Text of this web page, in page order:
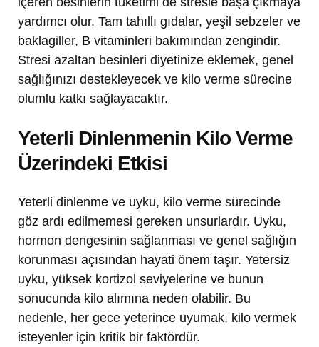
yardımcı olur. Tam tahıllı gıdalar, yeşil sebzeler ve
baklagiller, B vitaminleri bakımından zengindir.
Stresi azaltan besinleri diyetinize eklemek, genel
sağlığınızı destekleyecek ve kilo verme sürecine
olumlu katkı sağlayacaktır.
Yeterli Dinlenmenin Kilo Verme
Üzerindeki Etkisi
Yeterli dinlenme ve uyku, kilo verme sürecinde
göz ardı edilmemesi gereken unsurlardır. Uyku,
hormon dengesinin sağlanması ve genel sağlığın
korunması açısından hayati önem taşır. Yetersiz
uyku, yüksek kortizol seviyelerine ve bunun
sonucunda kilo alımına neden olabilir. Bu
nedenle, her gece yeterince uyumak, kilo vermek
isteyenler için kritik bir faktördür.